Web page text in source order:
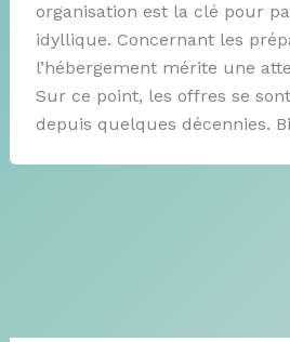
organisation est la clé pour
idyllique. Concernant les
l’hébergement mérite une
Sur ce point, les offres se
depuis quelques décennies.